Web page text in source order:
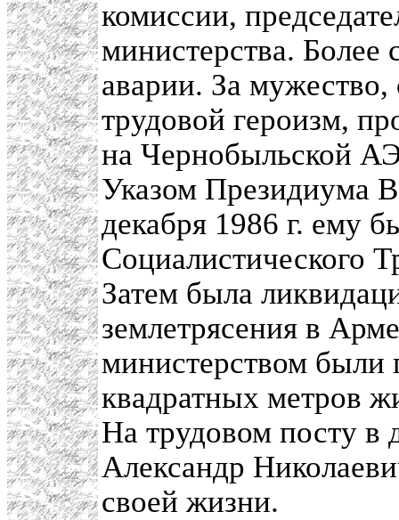
комиссии,
министерства. Более
аварии. За
трудовой героизм,
на Чернобыльской
Указом Президиума
декабря 1986 г. ему
Социалистического
Затем была
землетрясения в
министерством были
квадратных метров
На трудовом посту в
Александр
своей жизни.